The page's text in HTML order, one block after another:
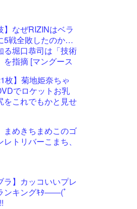
】なぜRIZINはベラ
5戦全敗したのか…
る堀口恭司は「技術
を指摘 [マングース
枚】菊地姫奈ちゃ
でロケットお乳
をこれでもかと見せ
まめきちまめこのゴ
レトリバーこまち、
ラ】カッコいいプレ
ンキングｷﾀ――(ﾟ